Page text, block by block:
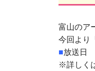
富山のア
今回より
■放送日
※詳しく